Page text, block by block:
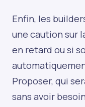
Enfin, les
une caution sur
en retard ou si
Proposer, qui
sans avoir